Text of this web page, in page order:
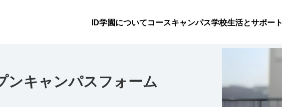
ID学園についてコースキャンパス学校生活とサポート
ンキャンパスフォーム